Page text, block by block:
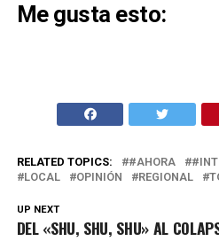
Me gusta esto:
RELATED TOPICS: #AHORA
LOCAL
OPINIÓN REGIONAL
UP NEXT
DEL «SHU, SHU, SHU» AL